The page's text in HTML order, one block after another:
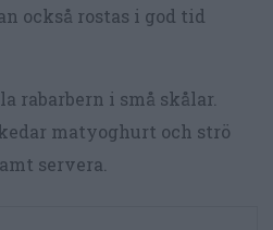
också rostas i god tid
rabarbern i små skålar.
matyoghurt och strö
servera.